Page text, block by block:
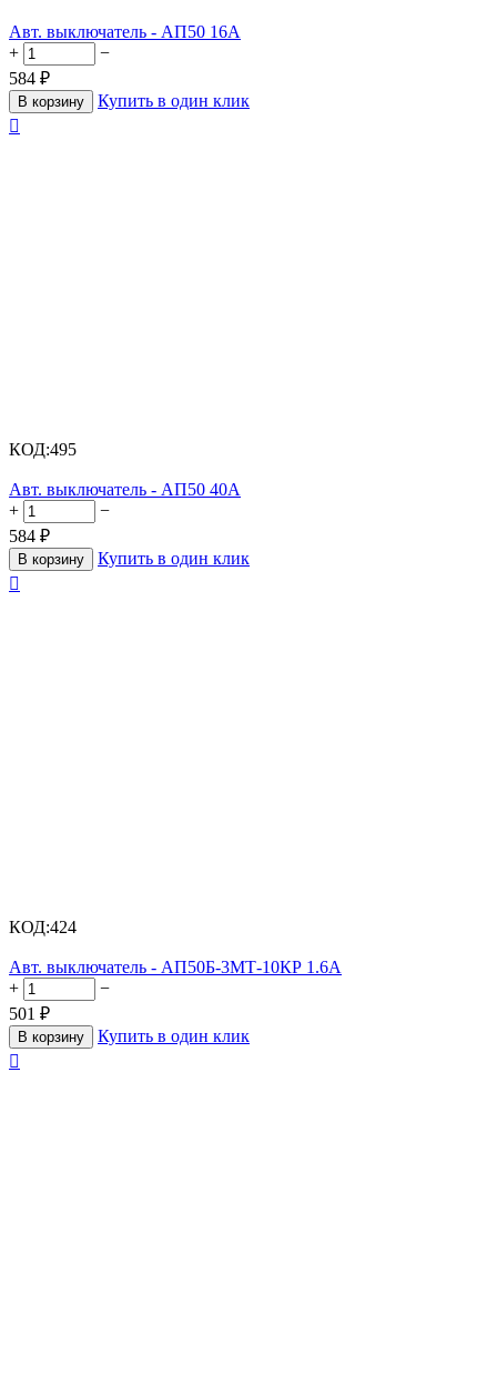
Авт. выключатель - АП50 16А
+
−
584 ₽
В корзину
Купить в один клик

КОД:495
Авт. выключатель - АП50 40А
+
−
584 ₽
В корзину
Купить в один клик

КОД:424
Авт. выключатель - АП50Б-3МТ-10КР 1.6А
+
−
501 ₽
В корзину
Купить в один клик
